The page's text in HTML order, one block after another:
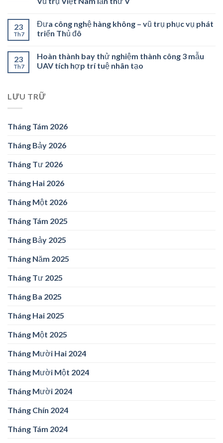
23
Th7
Đưa công nghệ hàng không – vũ trụ phục vụ phát
triển Thủ đô
23
Th7
Hoàn thành bay thử nghiệm thành công 3 mẫu
UAV tích hợp trí tuệ nhân tạo
LƯU TRỮ
Tháng Tám 2026
Tháng Bảy 2026
Tháng Tư 2026
Tháng Hai 2026
Tháng Một 2026
Tháng Tám 2025
Tháng Bảy 2025
Tháng Năm 2025
Tháng Tư 2025
Tháng Ba 2025
Tháng Hai 2025
Tháng Một 2025
Tháng Mười Hai 2024
Tháng Mười Một 2024
Tháng Mười 2024
Tháng Chín 2024
Tháng Tám 2024